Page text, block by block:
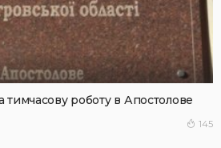
роботу в Апостолове
145